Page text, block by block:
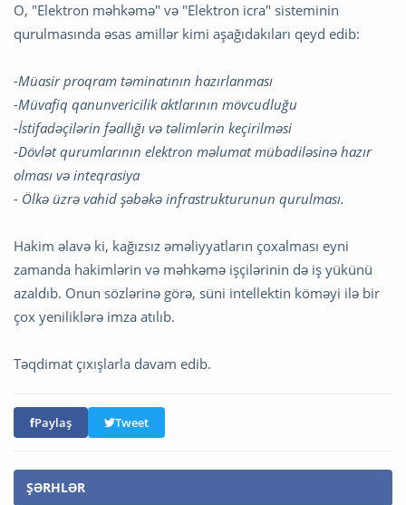
O, "Elektron məhkəmə" və "Elektron icra" sisteminin
qurulmasında əsas amillər kimi aşağıdakıları qeyd edib:
-Müasir proqram təminatının hazırlanması
-Müvafiq qanunvericilik aktlarının mövcudluğu
-İstifadəçilərin fəallığı və təlimlərin keçirilməsi
-Dövlət qurumlarının elektron məlumat mübadiləsinə hazır
olması və inteqrasiya
- Ölkə üzrə vahid şəbəkə infrastrukturunun qurulması.
Hakim əlavə ki, kağızsız əməliyyatların çoxalması eyni
zamanda hakimlərin və məhkəmə işçilərinin də iş yükünü
azaldıb. Onun sözlərinə görə, süni intellektin köməyi ilə bir
çox yeniliklərə imza atılıb.
Təqdimat çıxışlarla davam edib.
Paylaş Tweet
ŞƏRHLƏR